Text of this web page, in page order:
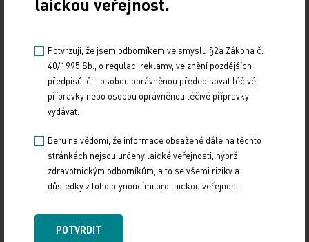
laickou veřejnost.
Potvrzuji, že jsem odborníkem ve smyslu §2a Zákona č.
40/1995 Sb., o regulaci reklamy, ve znění pozdějších
předpisů, čili osobou oprávněnou předepisovat léčivé
přípravky nebo osobou oprávněnou léčivé přípravky
vydávat.
Beru na vědomí, že informace obsažené dále na těchto
stránkách nejsou určeny laické veřejnosti, nýbrž
zdravotnickým odborníkům, a to se všemi riziky a
důsledky z toho plynoucími pro laickou veřejnost.
POTVRDIT